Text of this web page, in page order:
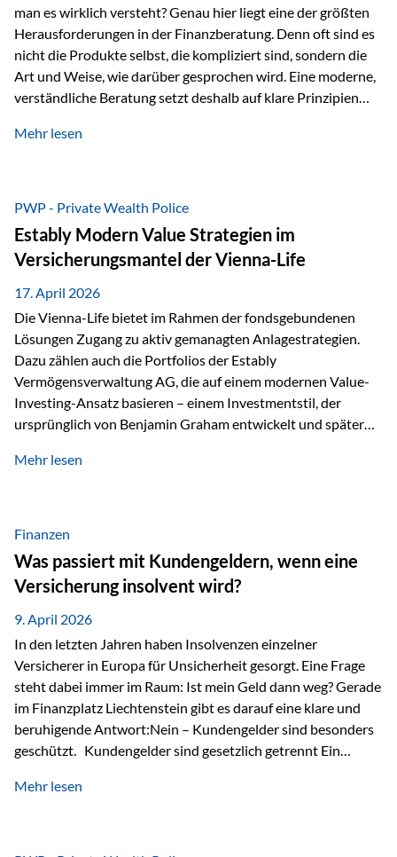
man es wirklich versteht? Genau hier liegt eine der größten
Herausforderungen in der Finanzberatung. Denn oft sind es
nicht die Produkte selbst, die kompliziert sind, sondern die
Art und Weise, wie darüber gesprochen wird. Eine moderne,
verständliche Beratung setzt deshalb auf klare Prinzipien
fünf zentrale Faktoren: eine saubere Struktur, breite
diesem Thema liefern unter anderem die praxisnahen
Ansätze von Finanzexperte Klaus Rost, der seit vielen Jahren
für eine verständliche und…
Mehr lesen
PWP - Private Wealth Police
Estably Modern Value Strategien im
Versicherungsmantel der Vienna-Life
17. April 2026
Die Vienna-Life bietet im Rahmen der fondsgebundenen
Lösungen Zugang zu aktiv gemanagten Anlagestrategien.
Dazu zählen auch die Portfolios der Estably
Vermögensverwaltung AG, die auf einem modernen Value-
Investing-Ansatz basieren – einem Investmentstil, der
ursprünglich von Benjamin Graham entwickelt und später
Modernes Value Investing als Grundlage Der
Fokus stehen Unternehmen, deren Börsenkurs unter ihrem
inneren Wert liegt. Neben klassischen
Bewertungskennzahlen werden auch qualitative Faktoren
wie Geschäftsmodell, Wettbewerbsvorteile und
Managementqualität…
Mehr lesen
Finanzen
Was passiert mit Kundengeldern, wenn eine
Versicherung insolvent wird?
9. April 2026
In den letzten Jahren haben Insolvenzen einzelner
Versicherer in Europa für Unsicherheit gesorgt. Eine Frage
steht dabei immer im Raum: Ist mein Geld dann weg? Gerade
im Finanzplatz Liechtenstein gibt es darauf eine klare und
beruhigende Antwort:Nein – Kundengelder sind besonders
geschützt. Kundengelder sind gesetzlich getrennt Ein
sogenannte Sondermasse. Das bedeutet:Die
Mehr lesen